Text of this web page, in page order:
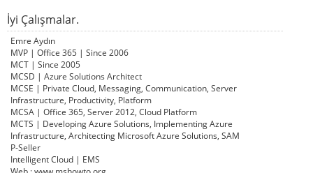
İyi Çalışmalar.
Emre Aydın
MVP | Office 365 | Since 2006
MCT | Since 2005
MCSD | Azure Solutions Architect
MCSE | Private Cloud, Messaging, Communication, Server
Infrastructure, Productivity, Platform
MCSA | Office 365, Server 2012, Cloud Platform
MCTS | Developing Azure Solutions, Implementing Azure
Infrastructure, Architecting Microsoft Azure Solutions, SAM
P-Seller
Intelligent Cloud | EMS